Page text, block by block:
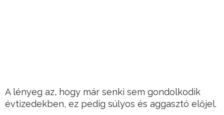
A lényeg az, hogy már senki sem gondolkodik
évtizedekben, ez pedig súlyos és aggasztó előjel.